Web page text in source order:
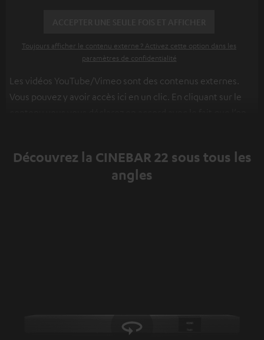
Toujours afficher le contenu externe ? Activez cette option dans les
paramètres de confidentialité
Les vidéos YouTube/Vimeo sont des contenus externes.
Vous pouvez y avoir accès ici en un clic. En cliquant sur le
tierce.Vous en apprendrez davantage dans notre
politique de confidentialité.
Découvrez la CINEBAR 22 sous tous les
angles